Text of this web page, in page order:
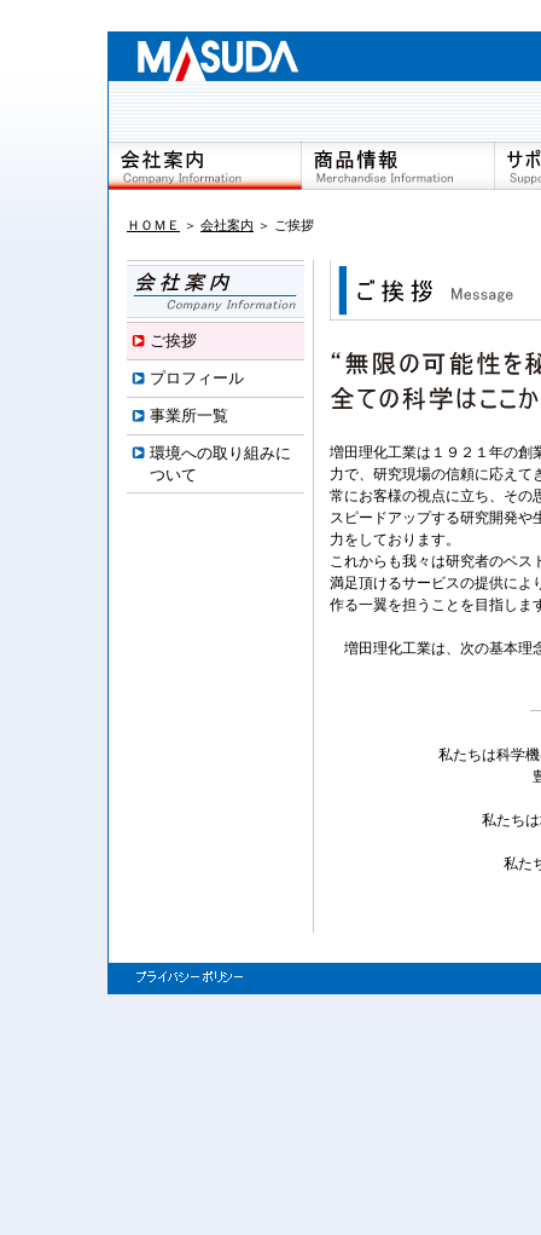
プロフィール
事業所一覧
環境への取り組みについ
て
ＨＯＭＥ ＞ 会社案内 ＞ ご挨拶
ご挨拶
プロフィール
事業所一覧
環境への取り組みに
ついて
増田理化工業は１９２１年の創
力で、研究現場の信頼に応えて
常にお客様の視点に立ち、その
スピードアップする研究開発や
力をしております。
これからも我々は研究者のベス
満足頂けるサービスの提供によ
作る一翼を担うことを目指しま
増田理化工業は、次の基本理
私たちは科学
私たち
私た